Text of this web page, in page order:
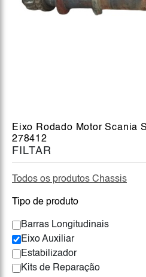
FILTAR
Todos os produtos Chassis
Tipo de produto
Barras Longitudinais
Eixo Auxiliar
Estabilizador
Kits de Reparação
Eixo Rodado Motor Scania
278412